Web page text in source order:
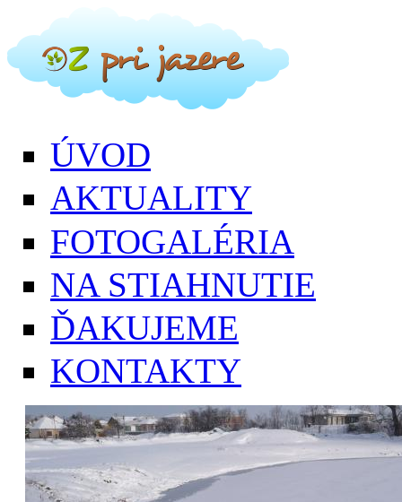
ÚVOD
AKTUALITY
FOTOGALÉRIA
NA STIAHNUTIE
ĎAKUJEME
KONTAKTY